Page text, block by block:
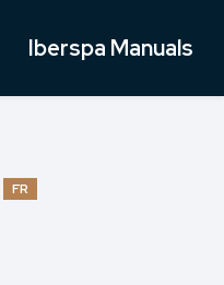
Iberspa Manuals
FR